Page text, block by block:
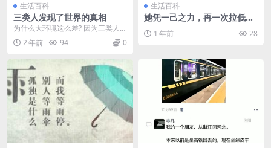
生活百科
三类人发现了世界的真相
为什么大环境这么差? 因为三类人发
现了世界的真相。 一、有钱人发现
只要不乱投资，...
2 年前 94 0
生活百科
她凭一己之力，再一次拉低了
1 年前 28